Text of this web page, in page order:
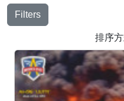
Filters
排序